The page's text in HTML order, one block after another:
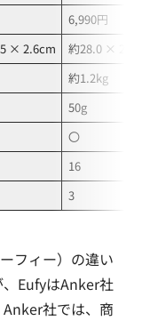
6,990円
× 2.6cm
約28.0 ×
約1.2kg
50g
〇
16
3
フィー）の違い
EufyはAnker社
社では、商